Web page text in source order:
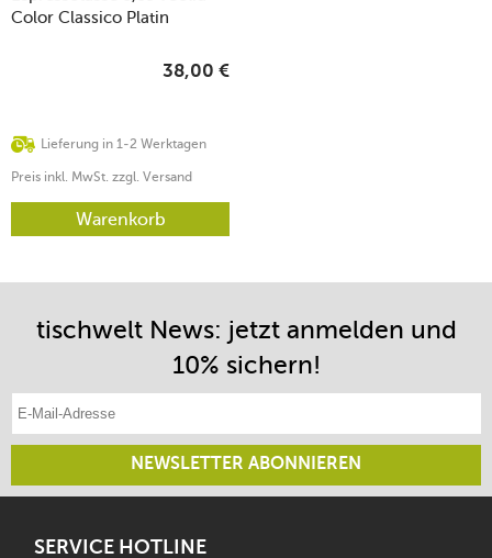
Color Classico Platin
Lieferung in 1-2 Werktagen
38,00 €
Preis inkl. MwSt. zzgl. Versand
Warenkorb
tischwelt News: jetzt anmelden und
10% sichern!
E-Mail-Adresse eintragen
NEWSLETTER ABONNIEREN
SERVICE HOTLINE